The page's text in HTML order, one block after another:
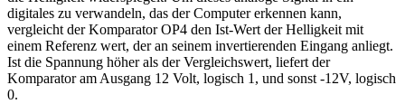
digitales zu verwandeln, das der Computer erkennen kann,
vergleicht der Komparator OP4 den Ist-Wert der Helligkeit mit
einem Referenz wert, der an seinem invertierenden Eingang anliegt.
Ist die Spannung höher als der Vergleichswert, liefert der
Komparator am Ausgang 12 Volt, logisch 1, und sonst -12V, logisch
0.